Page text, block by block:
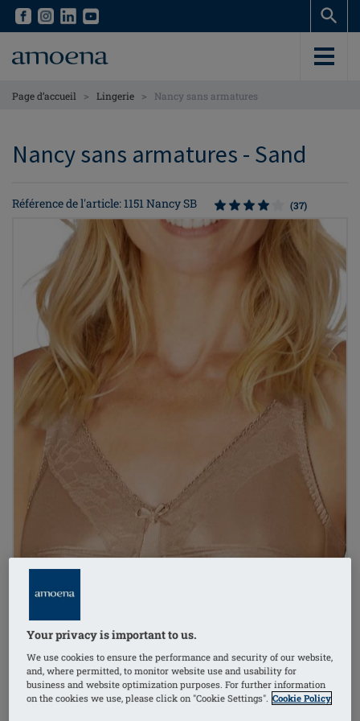
Skip
content
Skip
content
Page d’accueil > Lingerie > Nancy sans armatures
Nancy sans armatures - Sand
Référence de l'article: 1151 Nancy SB (37)
1/2
Your privacy is important to us.
We use cookies to ensure the performance and security of our website,
and, where permitted, to monitor website use and usability for
business and website optimization purposes. For further information
on the cookies we use, please click on "Cookie Settings". Cookie Policy